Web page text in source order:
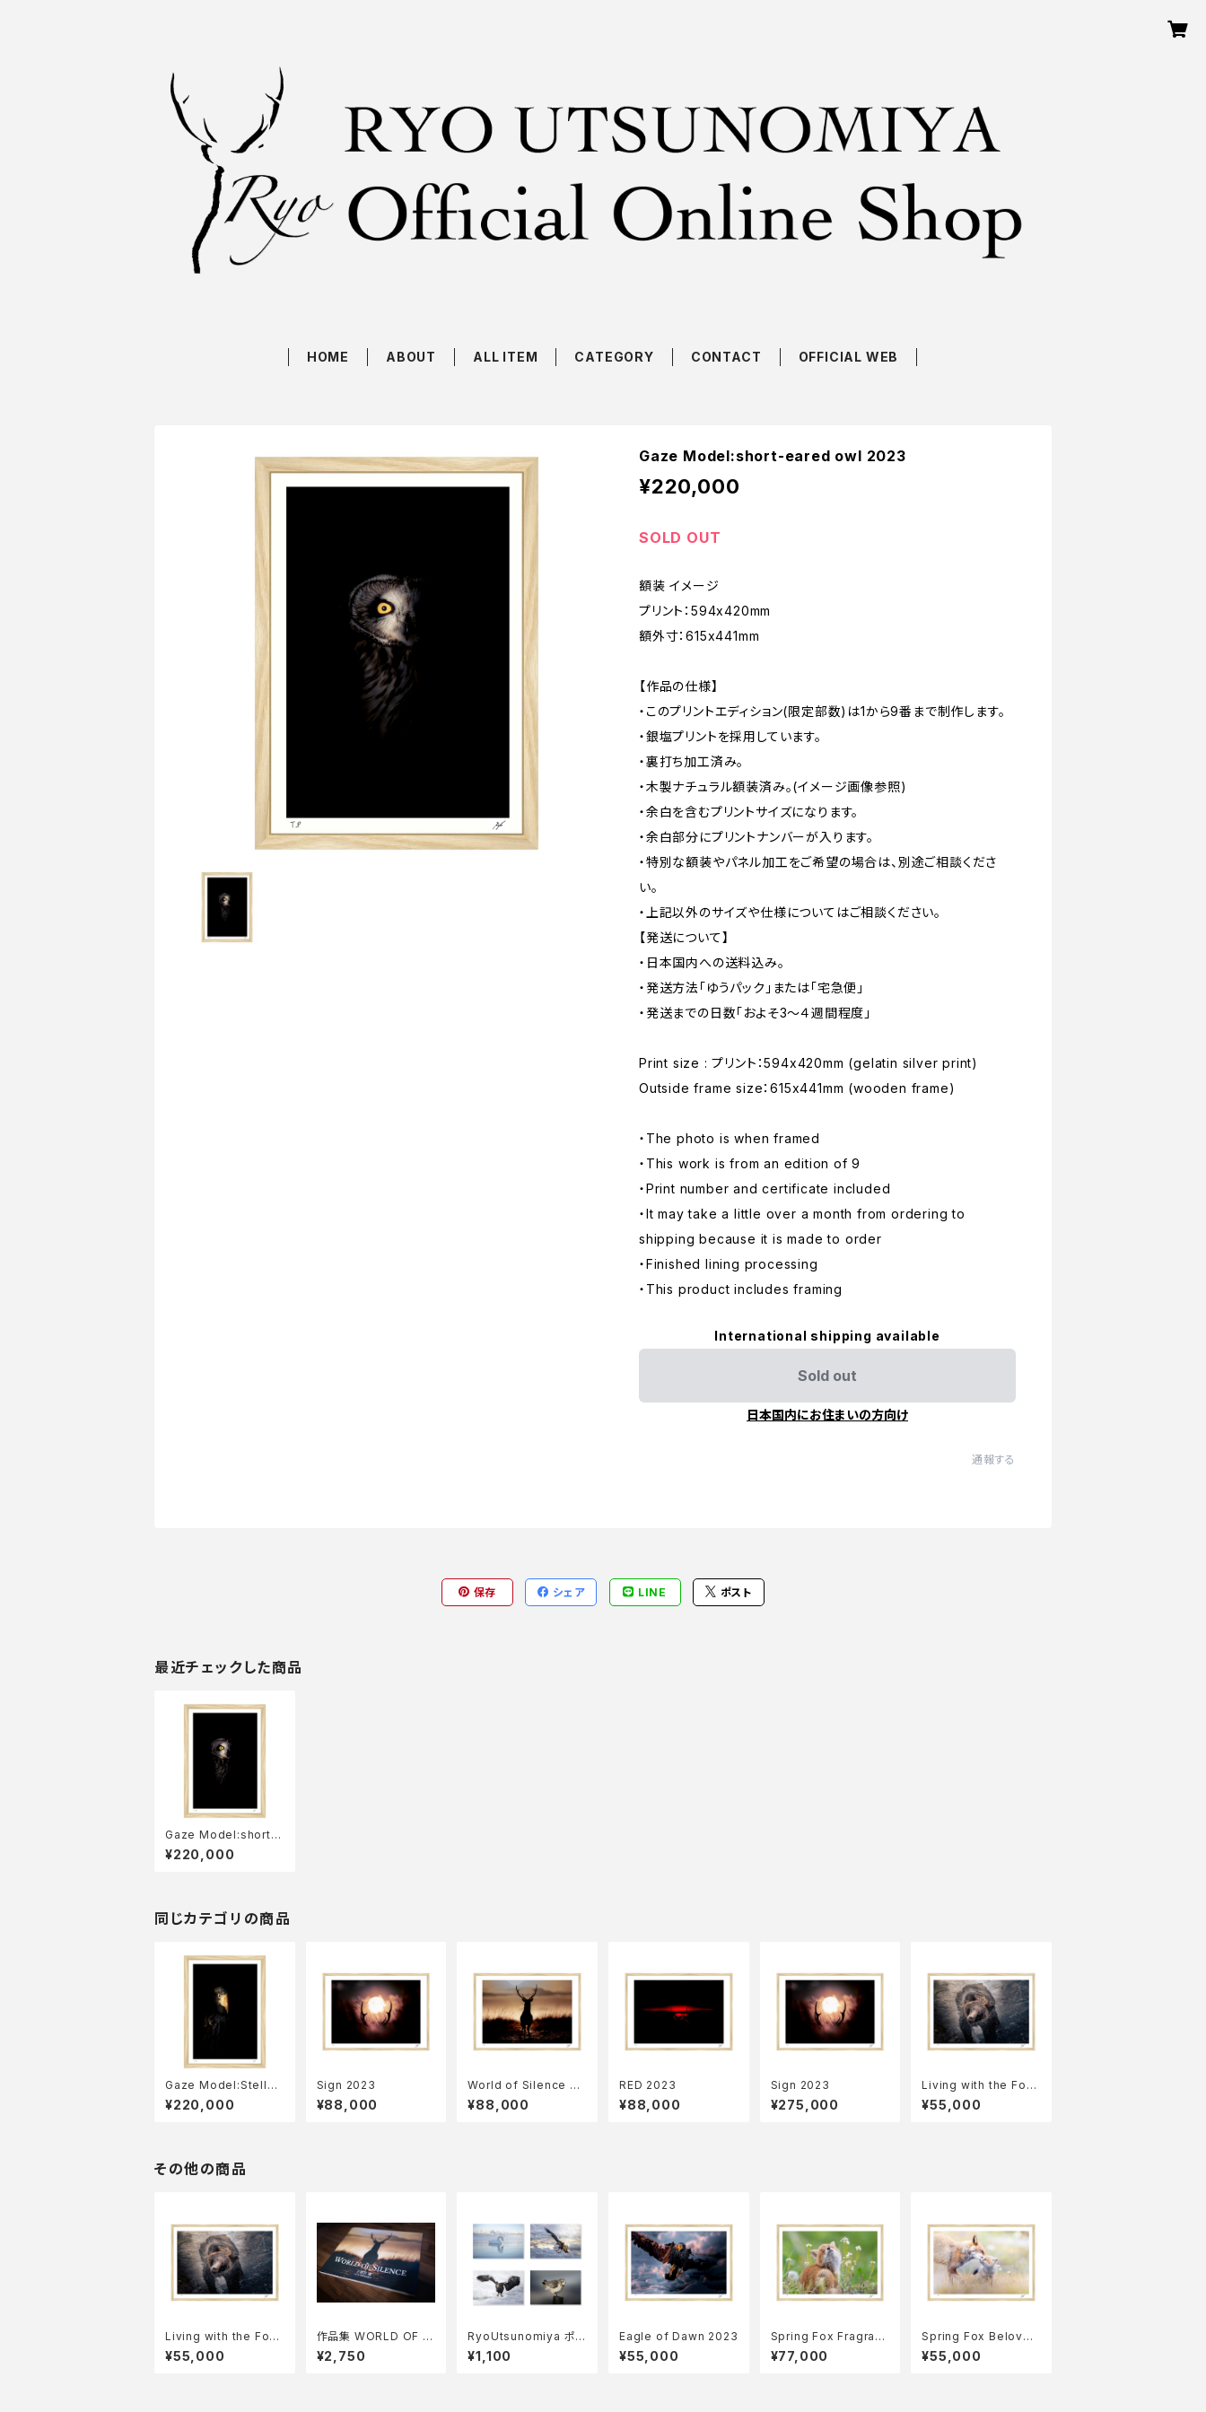
HOME ABOUT ALL ITEM CATEGORY CONTACT OFFICIAL WEB
Gaze Model:short-eared owl 2023
¥220,000
SOLD OUT
額装 イメージ
プリント：594x420mm
額外寸：615x441mm
【作品の仕様】
・このプリントエディション(限定部数)は1から9番まで制作します。
・銀塩プリントを採用しています。
・裏打ち加工済み。
・木製ナチュラル額装済み。(イメージ画像参照)
・余白を含むプリントサイズになります。
・余白部分にプリントナンバーが入ります。
・特別な額装やパネル加工をご希望の場合は、別途ご相談くださ
い。
・上記以外のサイズや仕様についてはご相談ください。
【発送について】
・日本国内への送料込み。
・発送方法「ゆうパック」または「宅急便」
・発送までの日数「およそ3〜４週間程度」
Print size : プリント：594x420mm (gelatin silver print)
Outside frame size：615x441mm (wooden frame)
・The photo is when framed
・This work is from an edition of 9
・Print number and certificate included
・It may take a little over a month from ordering to
shipping because it is made to order
・Finished lining processing
・This product includes framing
International shipping available
Sold out
日本国内にお住まいの方向け
通報する
保存 シェア LINE ポスト
最近チェックした商品
Gaze Model:short-
eared owl 2023
¥220,000
同じカテゴリの商品
Gaze Model:Stelle
r's sea eagle 2023
¥220,000
Sign 2023
¥88,000
World of Silence 20
23
¥88,000
RED 2023
¥88,000
Sign 2023
¥275,000
Living with the Fore
st 2023
¥55,000
その他の商品
Living with the Fore
st 2023
¥55,000
作品集 WORLD OF SI
LENCE
¥2,750
RyoUtsunomiya ポス
トカード Aセット
¥1,100
Eagle of Dawn 2023
¥55,000
Spring Fox Fragranc
e2022
¥77,000
Spring Fox Beloved
2023
¥55,000